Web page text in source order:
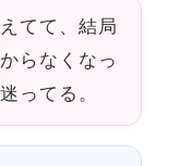
てて、結局
らなくなっ
ってる。